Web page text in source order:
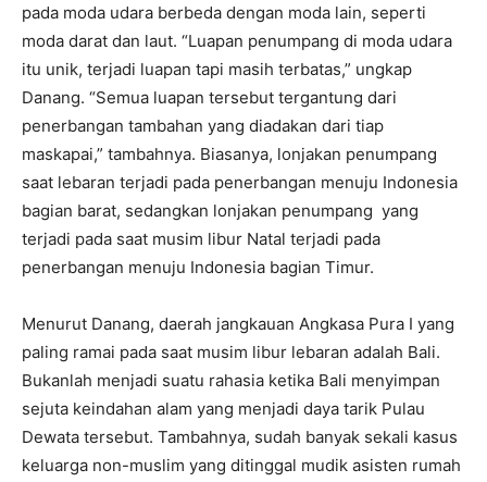
pada moda udara berbeda dengan moda lain, seperti
moda darat dan laut. “Luapan penumpang di moda udara
itu unik, terjadi luapan tapi masih terbatas,” ungkap
Danang. “Semua luapan tersebut tergantung dari
penerbangan tambahan yang diadakan dari tiap
maskapai,” tambahnya. Biasanya, lonjakan penumpang
saat lebaran terjadi pada penerbangan menuju Indonesia
bagian barat, sedangkan lonjakan penumpang yang
terjadi pada saat musim libur Natal terjadi pada
penerbangan menuju Indonesia bagian Timur.
Menurut Danang, daerah jangkauan Angkasa Pura I yang
paling ramai pada saat musim libur lebaran adalah Bali.
Bukanlah menjadi suatu rahasia ketika Bali menyimpan
sejuta keindahan alam yang menjadi daya tarik Pulau
Dewata tersebut. Tambahnya, sudah banyak sekali kasus
keluarga non-muslim yang ditinggal mudik asisten rumah